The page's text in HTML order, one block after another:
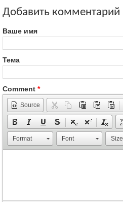
Добавить комментарий
Ваше имя
Тема
Comment *
Source
Format Font Size